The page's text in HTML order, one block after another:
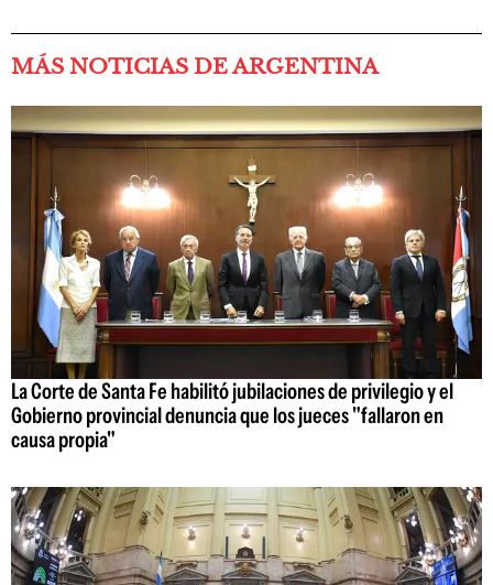
MÁS NOTICIAS DE ARGENTINA
La Corte de Santa Fe habilitó jubilaciones de privilegio y el
Gobierno provincial denuncia que los jueces "fallaron en
causa propia"